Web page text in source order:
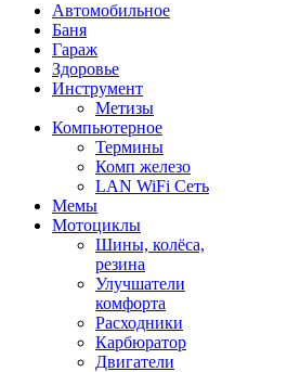
Автомобильное
Баня
Гараж
Здоровье
Инструмент
Метизы
Компьютерное
Термины
Комп железо
LAN WiFi Сеть
Мемы
Мотоциклы
Шины, колёса,
резина
Улучшатели
комфорта
Расходники
Карбюратор
Двигатели